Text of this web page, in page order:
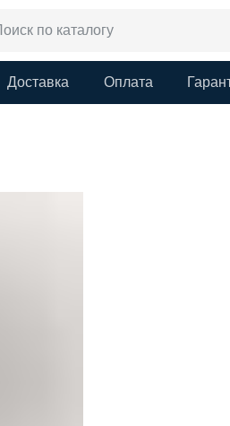
Доставка Оплата